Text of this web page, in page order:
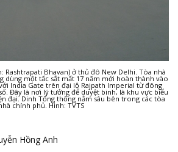
Rashtrapati Bhavan) ở thủ đô New Delhi. Tòa nhà
dùng một tấc sắt mất 17 năm mới hoàn thành vào
India Gate trên đại lộ Rajpath Imperial từ đông
Đây là nơi lý tưởng để duyệt binh, là khu vực biểu
đại. Dinh Tổng thống nằm sâu bên trong các tòa
chính phủ. Hình: TVTS
Hồng Anh